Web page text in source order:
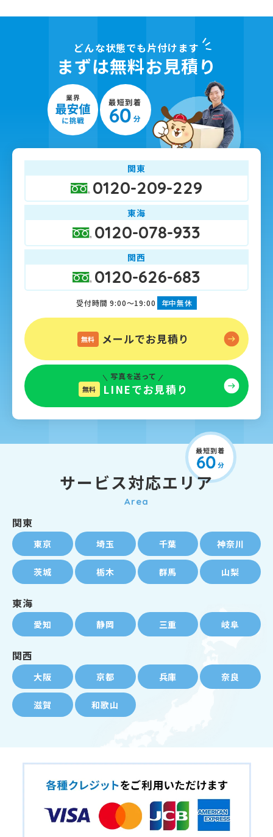
どんな状態でも片付けます
まずは無料お見積り
関東
0120-209-229
東海
0120-078-933
関西
0120-626-683
受付時間 9:00～19:00 年中無休
無料 メールでお見積り
写真を送って
無料 LINEでお見積り
サービス対応エリア
Area
関東
東京 埼玉 千葉 神奈川
茨城 栃木 群馬 山梨
東海
愛知 静岡 三重 岐阜
関西
大阪 京都 兵庫 奈良
滋賀 和歌山